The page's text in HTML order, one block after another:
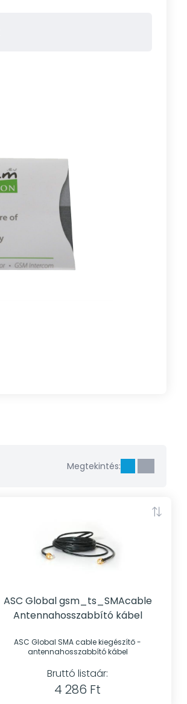
Megtekintés:
ASC Global gsm_ts_SMAcable
Antennahosszabbító kábel
ASC Global SMA cable kiegészítő -
antennahosszabbító kábel
Bruttó listaár:
4 286 Ft